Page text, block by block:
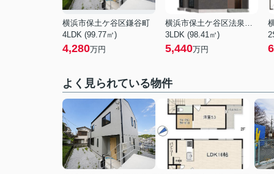
横浜市保土ケ谷区鎌谷町
4LDK (99.77㎡)
4,280万円
横浜市保土ケ谷区法泉２丁目
3LDK (98.41㎡)
5,440万円
よく見られている物件